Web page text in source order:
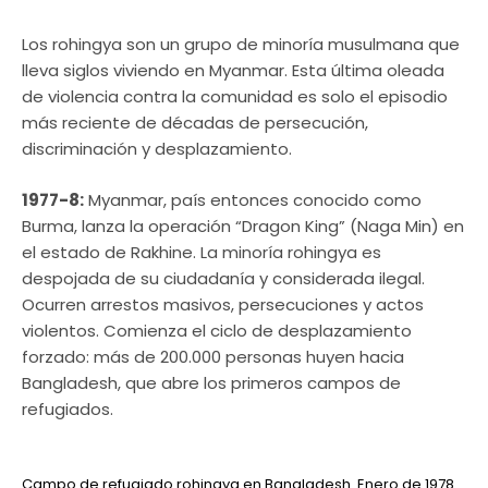
Los rohingya son un grupo de minoría musulmana que
lleva siglos viviendo en Myanmar. Esta última oleada
de violencia contra la comunidad es solo el episodio
más reciente de décadas de persecución,
discriminación y desplazamiento.
1977-8:Myanmar, país entonces conocido como
Burma, lanza la operación “Dragon King” (Naga Min) en
el estado de Rakhine. La minoría rohingya es
despojada de su ciudadanía y considerada ilegal.
Ocurren arrestos masivos, persecuciones y actos
violentos. Comienza el ciclo de desplazamiento
forzado: más de 200.000 personas huyen hacia
Bangladesh, que abre los primeros campos de
refugiados.